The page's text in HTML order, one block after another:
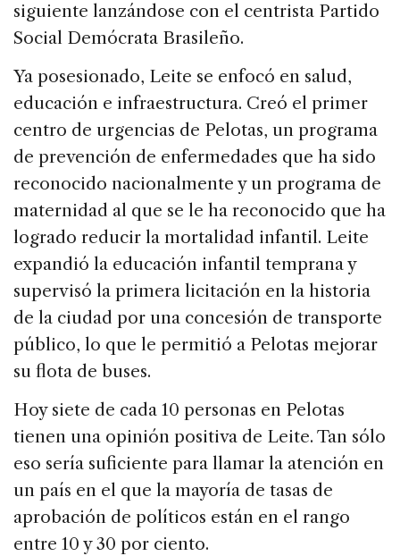
siguiente lanzándose con el centrista Partido
Social Demócrata Brasileño.
Ya posesionado, Leite se enfocó en salud,
educación e infraestructura. Creó el primer
centro de urgencias de Pelotas, un programa
de prevención de enfermedades que ha sido
reconocido nacionalmente y un programa de
maternidad al que se le ha reconocido que ha
logrado reducir la mortalidad infantil. Leite
expandió la educación infantil temprana y
supervisó la primera licitación en la historia
de la ciudad por una concesión de transporte
público, lo que le permitió a Pelotas mejorar
su flota de buses.
Hoy siete de cada 10 personas en Pelotas
tienen una opinión positiva de Leite. Tan sólo
eso sería suficiente para llamar la atención en
un país en el que la mayoría de tasas de
aprobación de políticos están en el rango
entre 10 y 30 por ciento.